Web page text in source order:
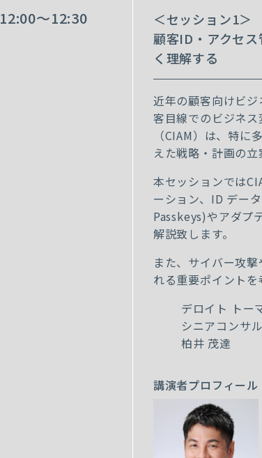
12:00～12:30
＜セッション1＞
顧客ID・アクセ
く理解する
近年の顧客向けビ
客目線でのビジネ
（CIAM）は、特に
えた戦略・計画の立
本セッションでは
ーション、 ID デー
Passkeys)やアダプ
解説致します。
また、サイバー攻
れる重要ポイントを
デロイト トー
シニアコンサ
柏井 茂達
講演者プロフィール